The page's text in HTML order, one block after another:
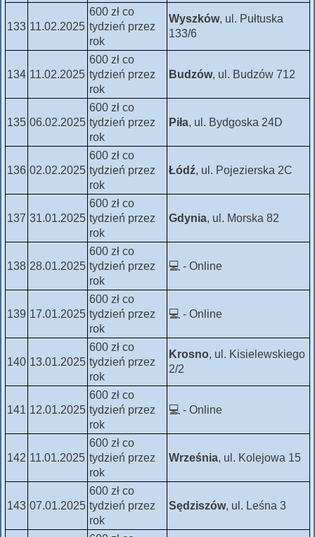
133 11.02.2025
600 zł co
tydzień przez
rok
Wyszków, ul. Pułtuska
133/6
134 11.02.2025
600 zł co
tydzień przez
rok
Budzów, ul. Budzów 712
135 06.02.2025
600 zł co
tydzień przez
rok
Piła, ul. Bydgoska 24D
136 02.02.2025
600 zł co
tydzień przez
rok
Łódź, ul. Pojezierska 2C
137 31.01.2025
600 zł co
tydzień przez
rok
Gdynia, ul. Morska 82
138 28.01.2025
600 zł co
tydzień przez
rok
💻 - Online
139 17.01.2025
600 zł co
tydzień przez
rok
💻 - Online
140 13.01.2025
600 zł co
tydzień przez
rok
Krosno, ul. Kisielewskiego
2/2
141 12.01.2025
600 zł co
tydzień przez
rok
💻 - Online
142 11.01.2025
600 zł co
tydzień przez
rok
Września, ul. Kolejowa 15
143 07.01.2025
600 zł co
tydzień przez
rok
Sędziszów, ul. Leśna 3